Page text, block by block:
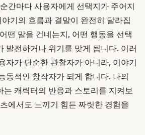
간마다 사용자에게 선택지가 주어지
기의 흐름과 결말이 완전히 달라집
떤 말을 건네는지, 어떤 행동을 선택
발전하거나 위기를 맞게 됩니다. 이러
자가 단순한 관찰자가 아니라, 이야기
동적인 창작자가 되게 합니다. 나의
는 캐릭터의 반응과 스토리를 지켜보
에서도 느끼기 힘든 짜릿한 경험을